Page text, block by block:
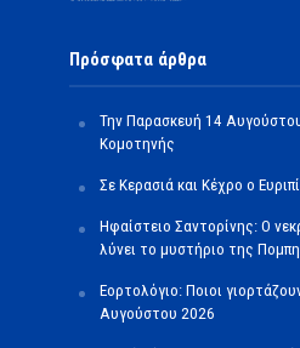
Πρόσφατα άρθρα
Την Παρασκευή 14
Κομοτηνής
Σε Κερασιά και Κέχρο ο
Ηφαίστειο Σαντορίνης: Ο
λύνει το μυστήριο της
Εορτολόγιο: Ποιοι
Αυγούστου 2026